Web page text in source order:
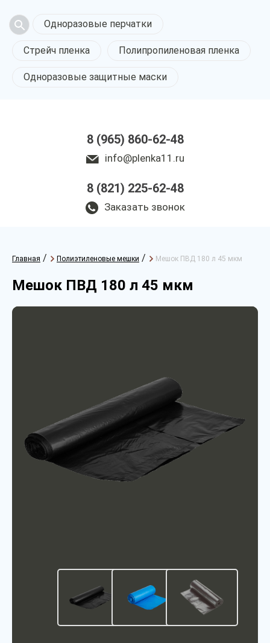
Одноразовые перчатки
Стрейч пленка Полипропиленовая пленка
Одноразовые защитные маски
8 (965) 860-62-48
info@plenka11.ru
8 (821) 225-62-48
Заказать звонок
Главная / Полиэтиленовые мешки / Мешок ПВД 180 л 45 мкм
Мешок ПВД 180 л 45 мкм